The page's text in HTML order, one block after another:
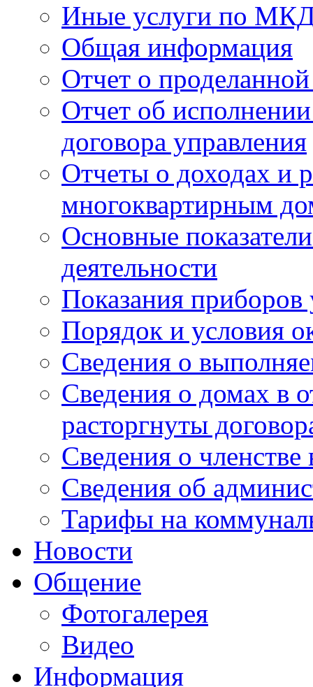
Иные услуги по
Общая информация
Отчет о проделанной
Отчет об
договора управления
Отчеты о доходах и
многоквартирным
Основные
деятельности
Показания приборов
Порядок и условия
Сведения о
Сведения о домах в
расторгнуты
Сведения о
Сведения об
Тарифы на
Новости
Общение
Фотогалерея
Видео
Информация